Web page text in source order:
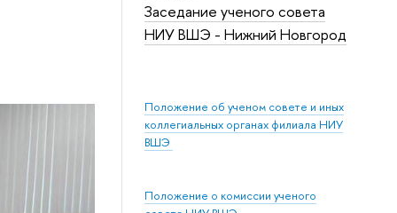
Заседание ученого совета
НИУ ВШЭ - Нижний Новгород
Положение об ученом совете и иных
коллегиальных органах филиала НИУ
ВШЭ
Положение о комиссии ученого